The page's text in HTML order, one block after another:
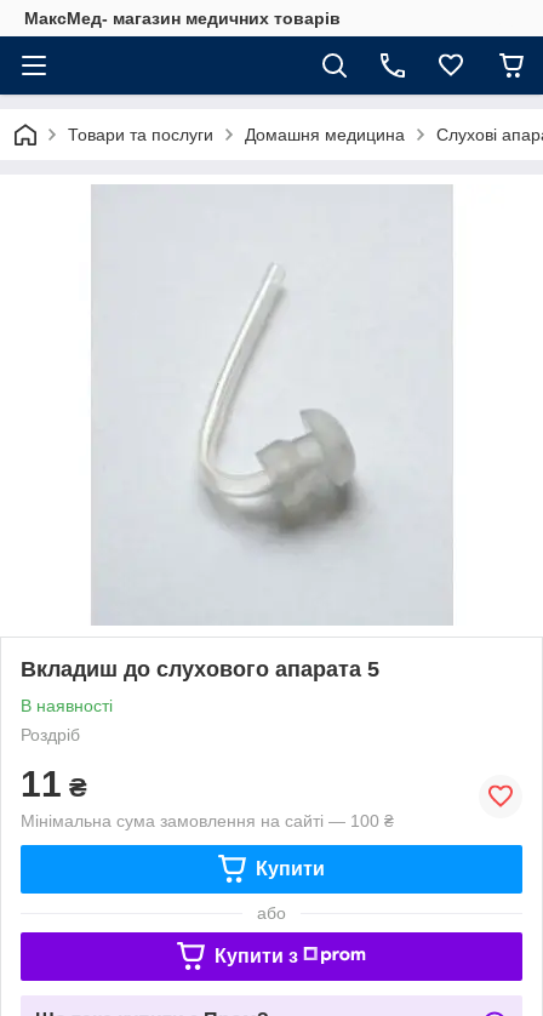
МаксМед- магазин медичних товарів
Товари та послуги Домашня медицина Слухові
Вкладиш до слухового апарата 5
В наявності
Роздріб
11 ₴
Мінімальна сума замовлення на сайті — 100 ₴
Купити
або
Купити з